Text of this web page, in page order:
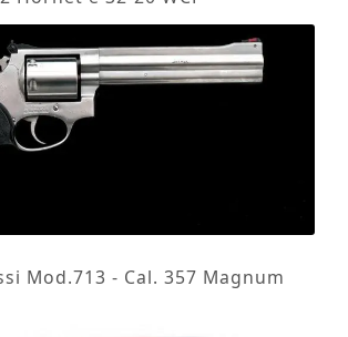
Mod.713 - Cal. 357 Magnum